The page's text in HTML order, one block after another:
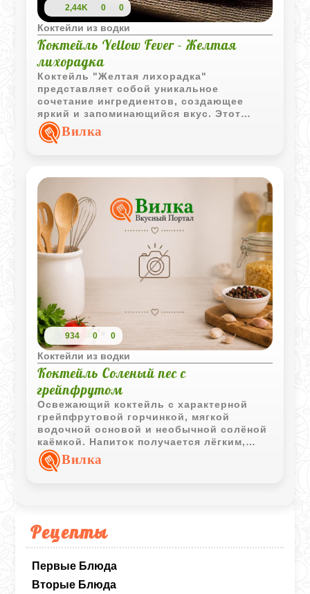
Рецепты
Первые Блюда
Вторые Блюда
2,44K 0 0
Коктейли из водки
Коктейль Yellow Fever - Желтая
лихорадка
Коктейль "Желтая лихорадка"
представляет собой уникальное
сочетание ингредиентов, создающее
яркий и запоминающийся вкус. Этот
напиток не только восхищает своим
цветом, но и обладает глубоким и
Вилка
934 0 0
Коктейли из водки
Коктейль Соленый пес с
грейпфрутом
Освежающий коктейль с характерной
грейпфрутовой горчинкой, мягкой
водочной основой и необычной солёной
каёмкой. Напиток получается лёгким,
бодрящим и отлично подходит для
жаркого вечера.
Вилка